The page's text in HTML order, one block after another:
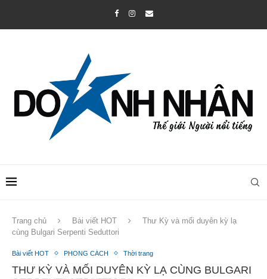
Trang chủ Bài viết HOT
Thư Kỳ và mối duyên kỳ lạ
cùng Bulgari Serpenti Seduttori
Bài viết HOT PHONG CÁCH Thời trang
THƯ KỲ VÀ MỐI DUYÊN KỲ LẠ CÙNG BULGARI